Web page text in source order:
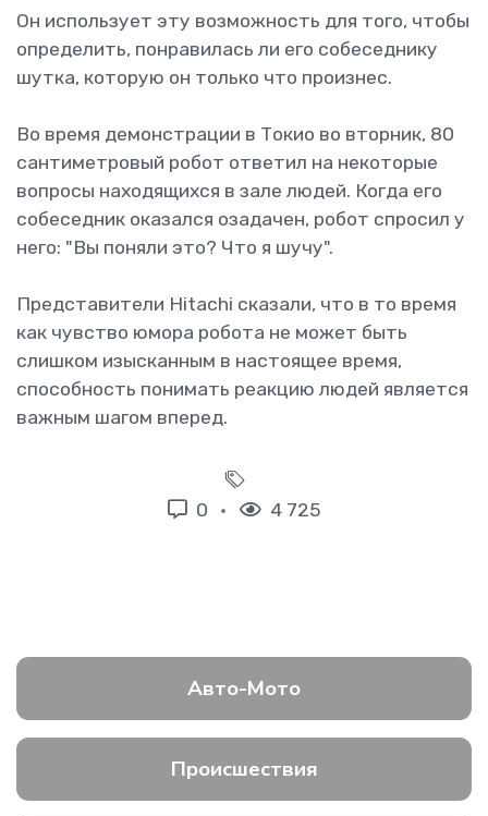
Он использует эту возможность для того, чтобы
определить, понравилась ли его собеседнику
шутка, которую он только что произнес.
Во время демонстрации в Токио во вторник, 80
сантиметровый робот ответил на некоторые
вопросы находящихся в зале людей. Когда его
собеседник оказался озадачен, робот спросил у
него: "Вы поняли это? Что я шучу".
Представители Hitachi сказали, что в то время
как чувство юмора робота не может быть
слишком изысканным в настоящее время,
способность понимать реакцию людей является
важным шагом вперед.
0 4 725
Авто-Мото
Происшествия